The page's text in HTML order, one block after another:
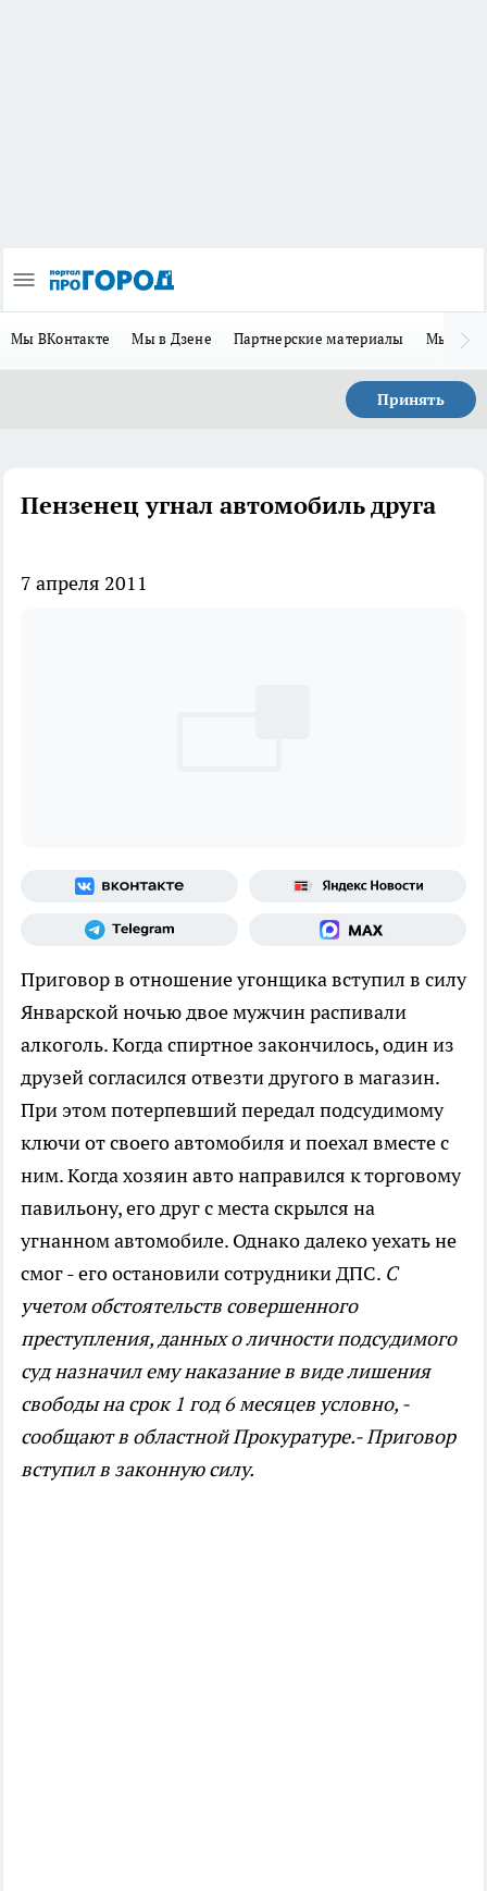
Мы ВКонтакте Мы в Дзене Партнерские материалы Мы в
Принять
Пензенец угнал автомобиль друга
7 апреля 2011
Приговор в отношение угонщика вступил в силу
Январской ночью двое мужчин распивали
алкоголь. Когда спиртное закончилось, один из
друзей согласился отвезти другого в магазин.
При этом потерпевший передал подсудимому
ключи от своего автомобиля и поехал вместе с
ним. Когда хозяин авто направился к торговому
павильону, его друг с места скрылся на
угнанном автомобиле. Однако далеко уехать не
смог - его остановили сотрудники ДПС. С
учетом обстоятельств совершенного
преступления, данных о личности подсудимого
суд назначил ему наказание в виде лишения
свободы на срок 1 год 6 месяцев условно, -
сообщают в областной Прокуратуре.- Приговор
вступил в законную силу.